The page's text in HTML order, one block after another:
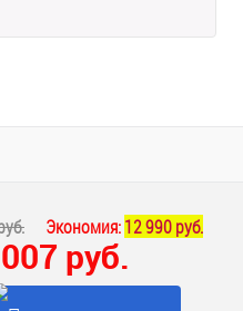
Экономия:12 990 руб.
руб.